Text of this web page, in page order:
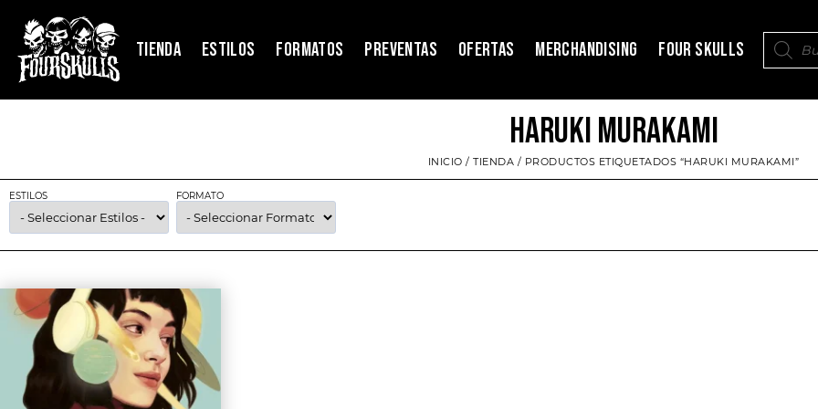
TIENDA ESTILOS FORMATOS PREVENTAS OFERTAS MERCHANDISING FOUR SKULLS
HARUKI MURAKAMI
INICIO /TIENDA / PRODUCTOS ETIQUETADOS “HARUKI MURAKAMI”
ESTILOS FORMATO